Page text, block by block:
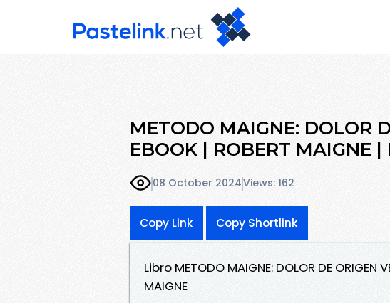
METODO MAIGNE: DOLOR
EBOOK | ROBERT MAIGNE
08 October 2024Views: 162
Copy Link Copy Shortlink
Libro METODO MAIGNE: DOLOR DE ORIGEN
MAIGNE